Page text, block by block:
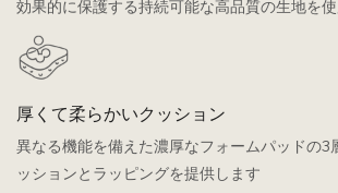
効果的に保護する持続可能な高品質の生地を
厚くて柔らかいクッション
異なる機能を備えた濃厚なフォームパッドの3
ッションとラッピングを提供します